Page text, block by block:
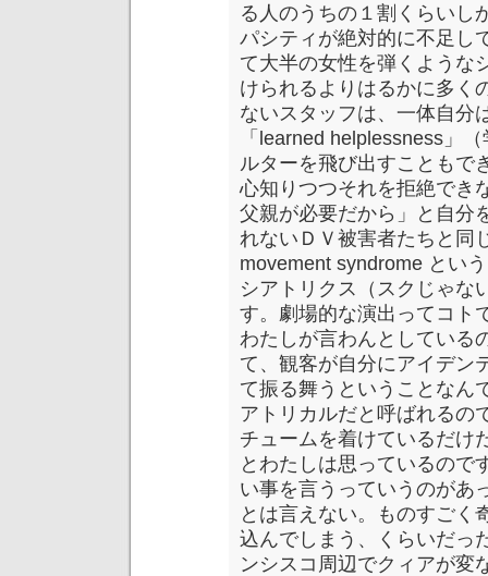
る人のうちの１割くらいし
パシティが絶対的に不足し
て大半の女性を弾くような
けられるよりはるかに多く
ないスタッフは、一体自分
「learned helplessness」
ルターを飛び出すこともで
心知りつつそれを拒絶でき
父親が必要だから」と自分
れないＤＶ被害者たちと同
movement syndrome とい
シアトリクス（スクじゃな
す。劇場的な演出ってコト
わたしが言わんとしている
て、観客が自分にアイデン
て振る舞うということなん
アトリカルだと呼ばれるの
チュームを着けているだけ
とわたしは思っているので
い事を言うっていうのがあ
とは言えない。ものすごく
込んでしまう、くらいだっ
ンシスコ周辺でクィアが変